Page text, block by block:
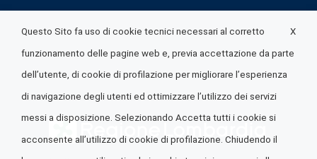
X
Questo Sito fa uso di cookie tecnici necessari al corretto
funzionamento delle pagine web e, previa accettazione da parte
dell’utente, di cookie di profilazione per migliorare l’esperienza
di navigazione degli utenti ed ottimizzare l’utilizzo dei servizi
messi a disposizione. Selezionando Accetta tutti i cookie si
acconsente all’utilizzo di cookie di profilazione. Chiudendo il